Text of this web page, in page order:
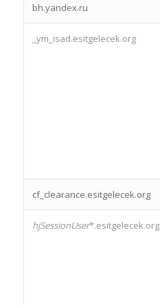
bh.yandex.ru
_ym_isad.esitgelecek.org
cf_clearance.esitgelecek.org
hjSessionUser*.esitgelecek.org